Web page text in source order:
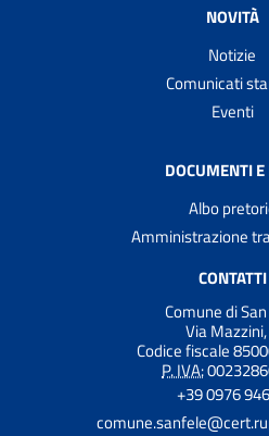
NOVITÀ
Notizie
Comunicati
Eventi
DOCUMENTI E
Albo
Amministrazione
CONTATTI
Comune di
Via
Codice fiscale
P. IVA:
+39 0976